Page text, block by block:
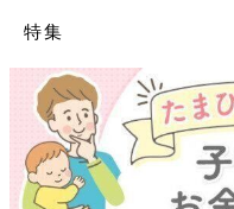
特集